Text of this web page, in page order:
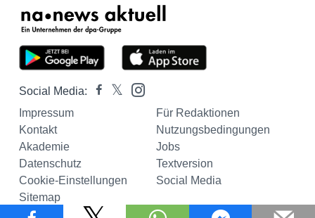
Social Media:
Impressum
Für Redaktionen
Kontakt
Nutzungsbedingungen
Akademie
Jobs
Datenschutz
Textversion
Cookie-Einstellungen
Social Media
Sitemap